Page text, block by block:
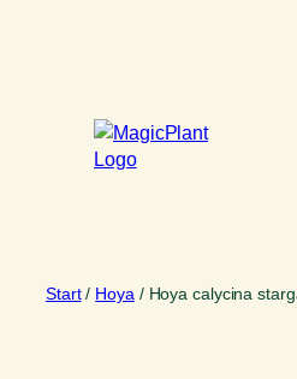
Start/ Hoya / Hoya calycina